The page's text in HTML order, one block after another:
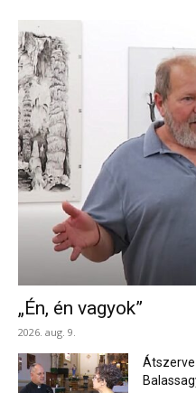
„Én, én vagyok”
2026. aug. 9.